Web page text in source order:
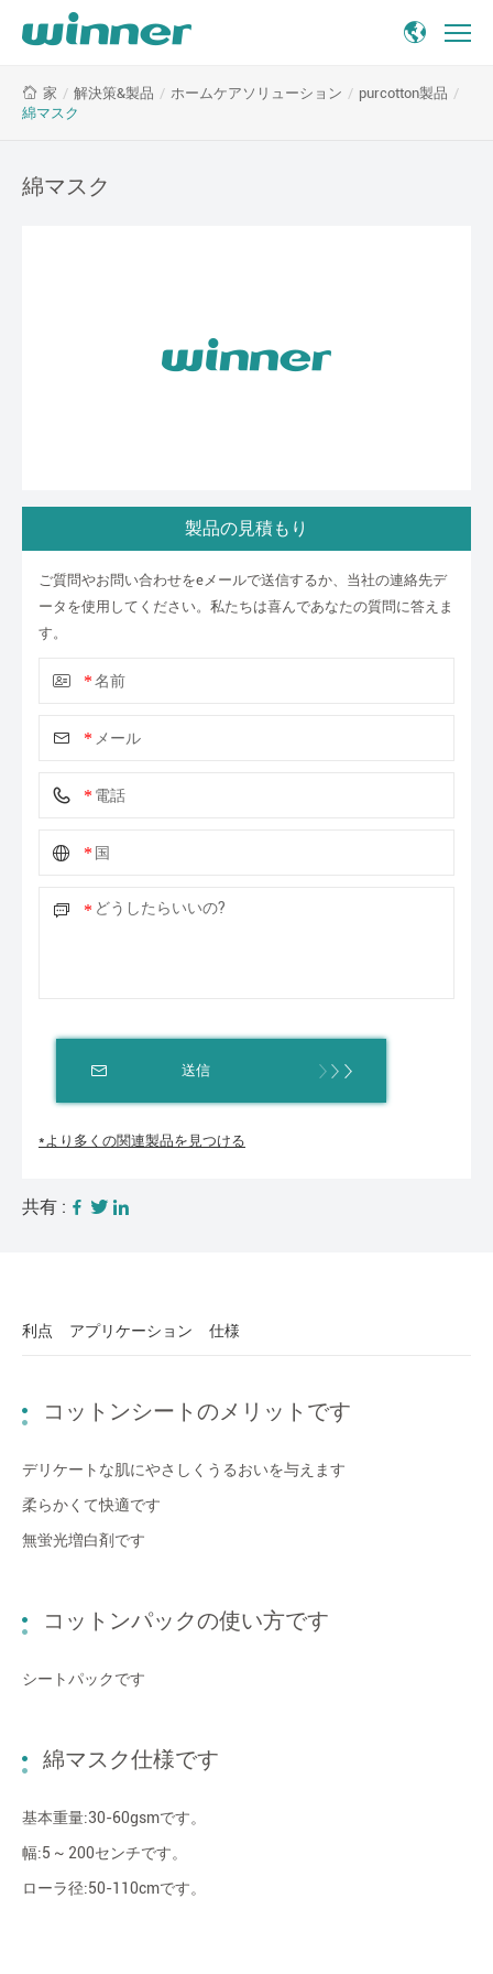
家 / 解決策&製品 / ホームケアソリューション / purcotton製品 /
綿マスク
綿マスク
製品の見積もり
ご質問やお問い合わせをeメールで送信するか、当社の連絡先デ
ータを使用してください。私たちは喜んであなたの質問に答えま
す。
送信
*より多くの関連製品を見つける
共有 :
利点 アプリケーション 仕様
コットンシートのメリットです
デリケートな肌にやさしくうるおいを与えます
柔らかくて快適です
無蛍光増白剤です
コットンパックの使い方です
シートパックです
綿マスク仕様です
基本重量:30-60gsmです。
幅:5 ~ 200センチです。
ローラ径:50-110cmです。